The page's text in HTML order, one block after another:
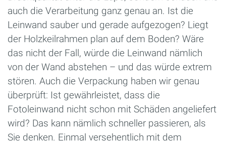
auch die Verarbeitung ganz genau an. Ist die
Leinwand sauber und gerade aufgezogen? Liegt
der Holzkeilrahmen plan auf dem Boden? Wäre
das nicht der Fall, würde die Leinwand nämlich
von der Wand abstehen – und das würde extrem
stören. Auch die Verpackung haben wir genau
überprüft: Ist gewährleistet, dass die
Fotoleinwand nicht schon mit Schäden angeliefert
wird? Das kann nämlich schneller passieren, als
Sie denken. Einmal versehentlich mit dem